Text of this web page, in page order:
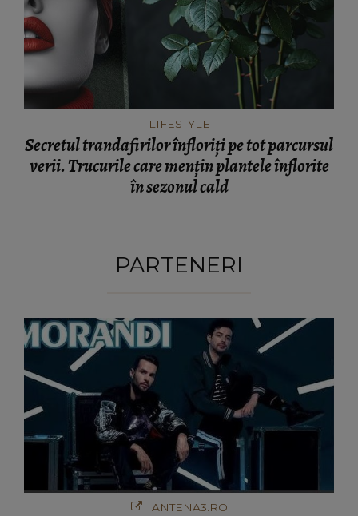
LIFESTYLE
Secretul trandafirilor înfloriți pe tot parcursul
verii. Trucurile care mențin plantele înflorite
în sezonul cald
PARTENERI
ANTENA3.RO